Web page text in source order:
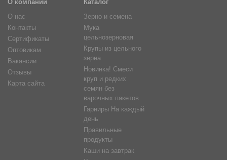
О компании
О нас
Контакты
Сертификаты
Оптовикам
Вакансии
Отзывы
Карта сайта
Каталог
Зерно и семена
Мука
цельнозерновая
Крупы из цельного
зерна
Новинка! Смеси
круп и редких
семян без
варочных пакетов
Гарниры На каждый
день
Правильные
продукты
Каши на завтрак